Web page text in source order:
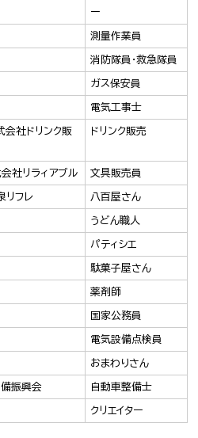
ー
測量作業員
消防隊員・救急隊員
ガス保安員
電気工事士
会社ドリンク販
ドリンク販売
社リラィアブル 文具販売員
リフレ 八百屋さん
うどん職人
パティシエ
駄菓子屋さん
薬剤師
国家公務員
電気設備点検員
おまわりさん
振興会 自動車整備士
クリエイター